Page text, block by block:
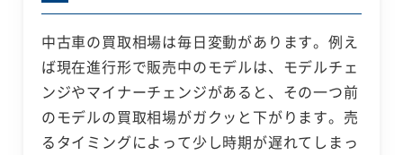
中古車の買取相場は毎日変動があります。例え
ば現在進行形で販売中のモデルは、モデルチェ
ンジやマイナーチェンジがあると、その一つ前
のモデルの買取相場がガクッと下がります。売
るタイミングによって少し時期が遅れてしまっ